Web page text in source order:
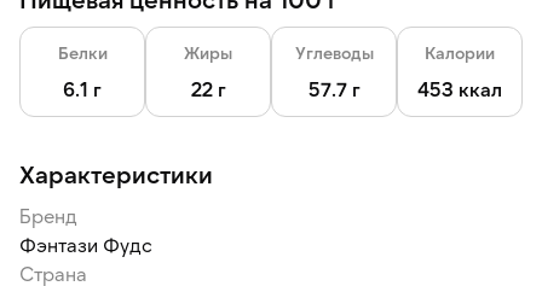
Белки
6.1 г
Жиры
22 г
Углеводы
57.7 г
Калории
453 ккал
Характеристики
Бренд
Фэнтази Фудс
Страна